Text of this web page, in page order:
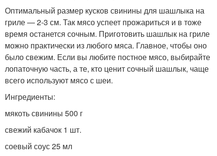
Оптимальный размер кусков свинины для шашлыка на
гриле — 2-3 см. Так мясо успеет прожариться и в тоже
время останется сочным. Приготовить шашлык на гриле
можно практически из любого мяса. Главное, чтобы оно
было свежим. Если вы любите постное мясо, выбирайте
лопаточную часть, а те, кто ценит сочный шашлык, чаще
всего используют мясо с шеи.
Ингредиенты:
мякоть свинины 500 г
свежий кабачок 1 шт.
соевый соус 25 мл